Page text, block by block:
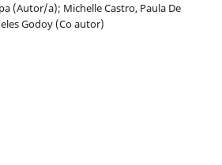
(Autor/a); Michelle Castro, Paula De
Godoy (Co autor)